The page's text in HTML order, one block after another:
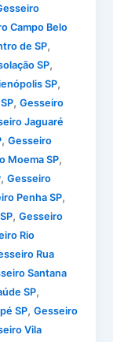
Campo Belo
de SP,
SP,
SP,
,Gesseiro
Jaguaré
,Gesseiro
Moema SP,
,Gesseiro
Penha SP,
,Gesseiro
Rio
Rua
Santana
SP,
SP,Gesseiro
Vila